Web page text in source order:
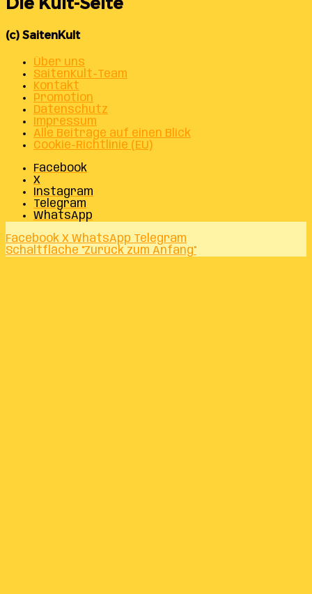
(c) SaitenKult
Über uns
SaitenKult-Team
Kontakt
Promotion
Datenschutz
Impressum
Alle Beiträge auf einen Blick
Cookie-Richtlinie (EU)
Facebook
X
Instagram
Telegram
WhatsApp
Facebook X WhatsApp Telegram
Schaltfläche "Zurück zum Anfang"